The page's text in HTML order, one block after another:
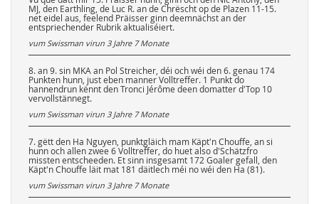
MJ, den Earthling, de Luc R. an de Chrëscht op de Plazen 11-15.
net eidel aus, feelend Präisser ginn deemnächst an der
entspriechender Rubrik aktualiséiert.
vum Swissman virun 3 Jahre 7 Monate
8. an 9. sin MKA an Pol Streicher, déi och wéi den 6. genau 174
Punkten hunn, just eben manner Volltreffer. 1 Punkt do
hannendrun kënnt den Tronci Jérôme deen domatter d'Top 10
vervollstännegt.
vum Swissman virun 3 Jahre 7 Monate
7. gëtt den Ha Nguyen, punktgläich mam Käpt'n Chouffe, an si
hunn och allen zwee 6 Volltreffer, do huet also d'Schätzfro
missten entscheeden. Et sinn insgesamt 172 Goaler gefall, den
Käpt'n Chouffe läit mat 181 däitlech méi no wéi den Ha (81).
vum Swissman virun 3 Jahre 7 Monate